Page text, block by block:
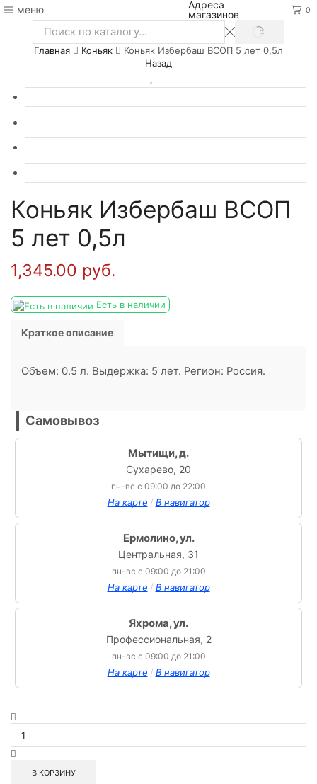
меню
Адреса
магазинов
0
Search
input
SEARCH
Главная Коньяк
Коньяк Избербаш ВСОП 5 лет 0,5л
Назад
Коньяк Избербаш ВСОП
5 лет 0,5л
1,345.00 руб.
Есть в наличии
Краткое описание
Объем: 0.5 л. Выдержка: 5 лет. Регион: Россия.
Самовывоз
Мытищи, д.
Сухарево, 20
пн-вс с 09:00 до 22:00
На карте / В навигатор
Ермолино, ул.
Центральная, 31
пн-вс с 09:00 до 21:00
На карте / В навигатор
Яхрома, ул.
Профессиональная, 2
пн-вс с 09:00 до 21:00
На карте / В навигатор
товара
Коньяк
ВСОПВ КОРЗИНУ